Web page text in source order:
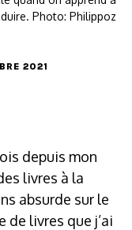
Photo: Philippoz
2021
depuis mon
livres à la
absurde sur le
livres que j’ai